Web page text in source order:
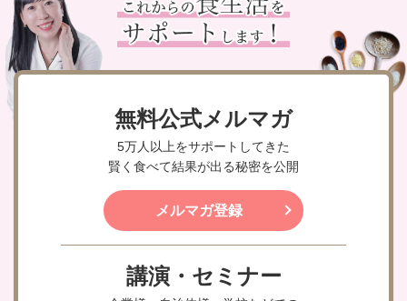
無料公式メルマガ
5万人以上をサポートしてきた
賢く食べて結果が出る秘密を公開
メルマガ登録
講演・セミナー